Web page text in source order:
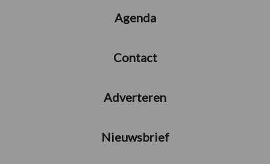
Agenda
Contact
Adverteren
Nieuwsbrief